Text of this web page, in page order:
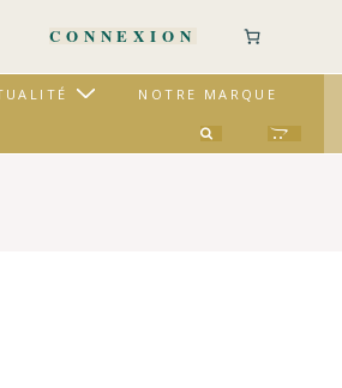
CONNEXION
NOTRE MARQUE